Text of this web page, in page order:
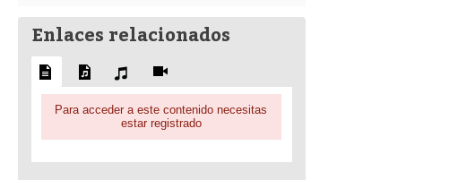
Enlaces relacionados
Para acceder a este contenido necesitas
estar registrado